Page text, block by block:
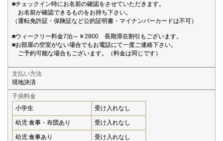
■チェックイン時にお名前の確認をさせていただきます。
お名前が確認できるものをお持ち下さい。
（運転免許証・保険証など公的証明書・マイナンバーカードは不可）
■ウィークリー料金7泊～￥2800 長期滞在割引もございます。
■お部屋の空室がない場合でもお電話にて一度ご連絡下さい。
ご予約可能な場合もございます。（料金は同じです）
支払い方法
現地決済
子供料金
小学生
受け入れなし
幼児:食事・布団あり 受け入れなし
幼児:食事あり 受け入れなし